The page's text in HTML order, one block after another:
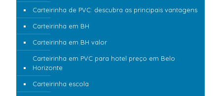
Carteirinha de PVC: descubra as principais vantagens
Carteirinha em BH
Carteirinha em BH valor
Carteirinha em PVC para hotel preço em Belo
Horizonte
Carteirinha escola